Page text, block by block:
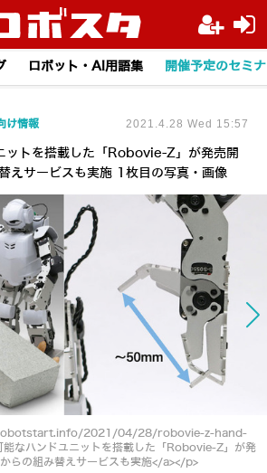
ロボット・AI用語集 開催予定のセミ
ットを搭載した「Robovie-Z」が発売開
えサービスも実施 1枚目の写真・画像
け情報 2021.4.28 Wed 15:57
2021/04/28/robovie-z-hand-
なハンドユニットを搭載した「Robovie-Z」が発
らの組み替えサービスも実施</a></p>